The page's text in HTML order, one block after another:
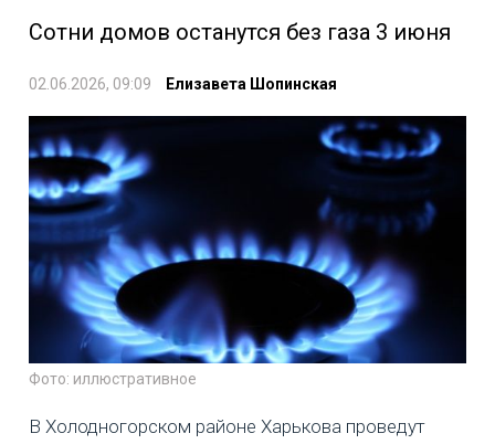
Сотни домов останутся без газа 3 июня
02.06.2026, 09:09 Елизавета Шопинская
Фото: иллюстративное
В Холодногорском районе Харькова проведут